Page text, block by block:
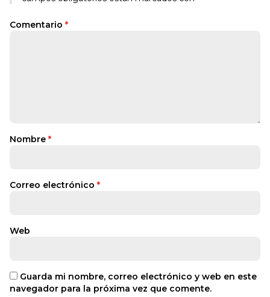
Comentario *
Nombre *
Correo electrónico *
Web
Guarda mi nombre, correo electrónico y web en este
navegador para la próxima vez que comente.